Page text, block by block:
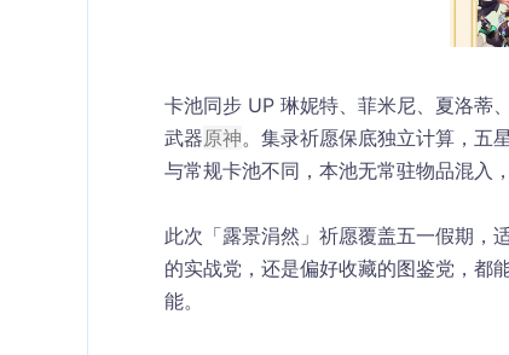
卡池同步 UP 琳妮特、菲米尼、夏洛蒂
武器原神。集录祈愿保底独立计算，五
与常规卡池不同，本池无常驻物品混入
此次「露景涓然」祈愿覆盖五一假期，
的实战党，还是偏好收藏的图鉴党，都
能。